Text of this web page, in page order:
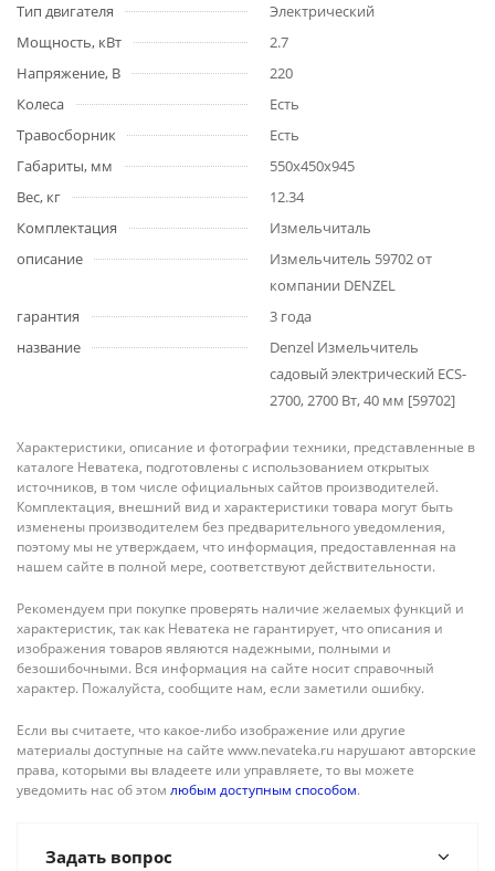
Тип двигателя
Электрический
Мощность, кВт
2.7
Напряжение, В
220
Колеса
Есть
Травосборник
Есть
Габариты, мм
550х450х945
Вес, кг
12.34
Комплектация
Измельчиталь
описание
Измельчитель 59702 от
компании DENZEL
гарантия
3 года
название
Denzel Измельчитель
садовый электрический ECS-
2700, 2700 Вт, 40 мм [59702]
Характеристики, описание и фотографии техники, представленные в
каталоге Неватека, подготовлены с использованием открытых
источников, в том числе официальных сайтов производителей.
Комплектация, внешний вид и характеристики товара могут быть
изменены производителем без предварительного уведомления,
поэтому мы не утверждаем, что информация, предоставленная на
нашем сайте в полной мере, соответствуют действительности.
Рекомендуем при покупке проверять наличие желаемых функций и
характеристик, так как Неватека не гарантирует, что описания и
изображения товаров являются надежными, полными и
безошибочными. Вся информация на сайте носит справочный
характер. Пожалуйста, сообщите нам, если заметили ошибку.
Если вы считаете, что какое-либо изображение или другие
материалы доступные на сайте www.nevateka.ru нарушают авторские
права, которыми вы владеете или управляете, то вы можете
уведомить нас об этом любым доступным способом.
Задать вопрос